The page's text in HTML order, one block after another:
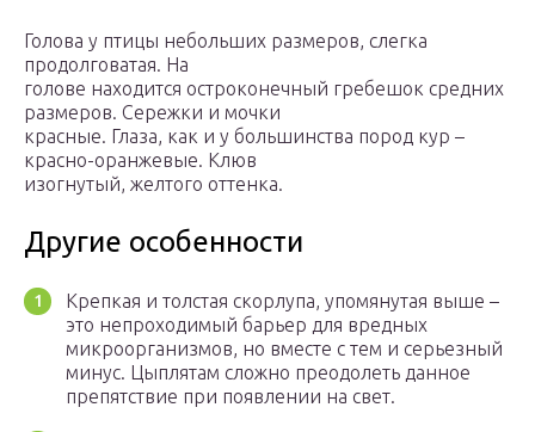
Голова у птицы небольших размеров, слегка
продолговатая. На
голове находится остроконечный гребешок средних
размеров. Сережки и мочки
красные. Глаза, как и у большинства пород кур –
красно-оранжевые. Клюв
изогнутый, желтого оттенка.
Другие особенности
Крепкая и толстая скорлупа, упомянутая выше –
это непроходимый барьер для вредных
микроорганизмов, но вместе с тем и серьезный
минус. Цыплятам сложно преодолеть данное
препятствие при появлении на свет.